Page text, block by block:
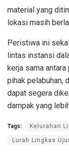
material yang
lokasi masih
Peristiwa ini
lintas instansi
kerja sama antara
pihak pelabuhan,
dapat segera
dampak yang
Tags: Kelurahan
Lurah Lingkas